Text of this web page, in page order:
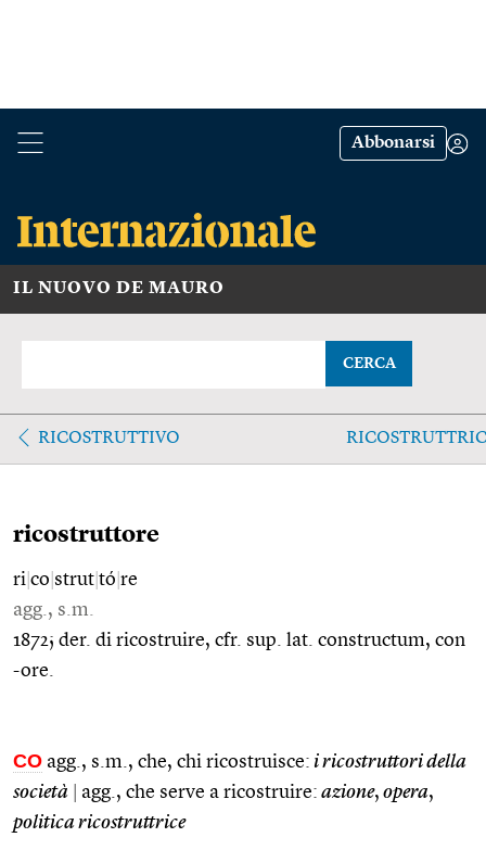
Abbonarsi
IL NUOVO DE MAURO
CERCA
RICOSTRUTTIVO
ricostruttore
ri co strut tó re
agg., s.m.
1872; der. di ricostruire, cfr. sup. lat. constructum, con
-ore.
CO agg., s.m., che, chi ricostruisce: i ricostruttori della
società
agg., che serve a ricostruire: azione, opera,
politica ricostruttrice